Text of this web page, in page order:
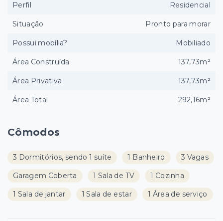
Cômodos
3 Dormitórios, sendo 1 suíte 1 Banheiro 3 Vagas
Garagem Coberta 1 Sala de TV 1 Cozinha
1 Sala de jantar 1 Sala de estar 1 Área de serviço
Perfil Residencial
Situação Pronto para morar
Possui mobília? Mobiliado
Área Construída 137,73m²
Área Privativa 137,73m²
Área Total 292,16m²